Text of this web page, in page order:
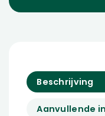
Beschrijving
Aanvullende